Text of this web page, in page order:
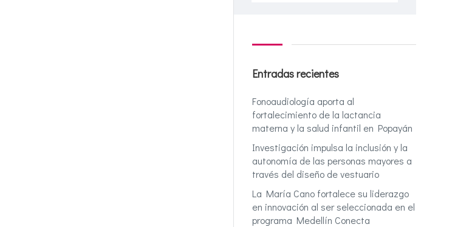
Entradas recientes
Fonoaudiología aporta al
fortalecimiento de la lactancia
materna y la salud infantil en Popayán
Investigación impulsa la inclusión y la
autonomía de las personas mayores a
través del diseño de vestuario
La María Cano fortalece su liderazgo
en innovación al ser seleccionada en el
programa Medellín Conecta